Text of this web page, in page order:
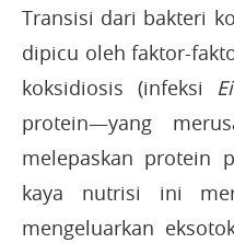
Transisi dari bakteri
dipicu oleh faktor-
koksidiosis (infeksi
protein—yang
melepaskan protein
kaya nutrisi ini
mengeluarkan